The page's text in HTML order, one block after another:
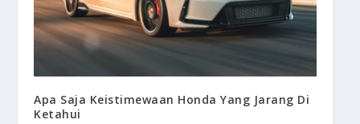
Apa Saja Keistimewaan Honda Yang Jarang Di
Ketahui